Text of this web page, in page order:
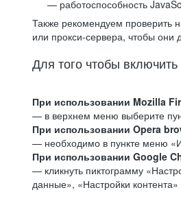
работоспособность
Также рекомендуем проверить
или прокси-сервера, чтобы они
Для того чтобы
При использовании Mozilla
— в верхнем меню выберите
При использовании Opera
— необходимо в пункте меню
При использовании Google
— кликнуть пиктограмму
данные», «Настройки